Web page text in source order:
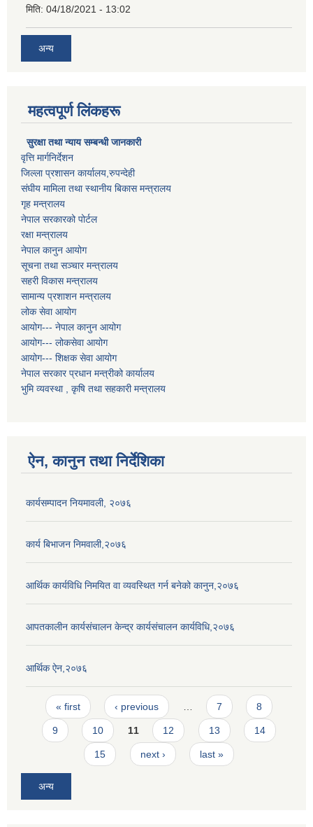
मिति: 04/18/2021 - 13:02
अन्य
महत्वपूर्ण लिंकहरू
सुरक्षा तथा न्याय सम्बन्धी जानकारी
वृत्ति मार्गनिर्देशन
जिल्ला प्रशासन कार्यालय,रुपन्देही
संघीय मामिला तथा स्थानीय बिकास मन्त्रालय
गृह मन्त्रालय
नेपाल सरकारको पोर्टल
रक्षा मन्त्रालय
नेपाल कानुन आयोग
सूचना तथा सञ्चार मन्त्रालय
सहरी विकास मन्त्रालय
सामान्य प्रशाशन मन्त्रालय
लोक सेवा आयोग
आयोग--- नेपाल कानुन आयोग
आयोग--- लोकसेवा आयोग
आयोग--- शिक्षक सेवा आयोग
नेपाल सरकार प्रधान मन्त्रीको कार्यालय
भुमि व्यवस्था , कृषि तथा सहकारी मन्त्रालय
ऐन, कानुन तथा निर्देशिका
कार्यसम्पादन नियमावली, २०७६
कार्य बिभाजन निमवाली,२०७६
आर्थिक कार्यविधि निमयित वा व्यवस्थित गर्न बनेको कानुन,२०७६
आपतकालीन कार्यसंचालन केन्द्र कार्यसंचालन कार्यविधि,२०७६
आर्थिक ऐन,२०७६
Pages
« first ‹ previous 7 8
9 10 11 12 13 14
15 next › last »
अन्य